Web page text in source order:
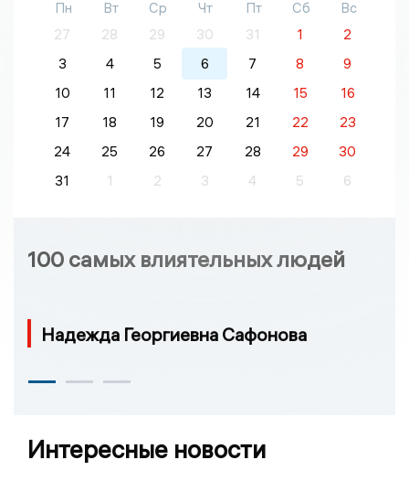
Пн Вт Ср Чт Пт Сб
Вс
27
28 29 30 31 1
2
3
4 5 6 7 8
9
10
11 12 13 14 15
16
17
18 19 20 21 22
23
24
25 26 27 28 29
30
31
1 2 3 4 5 6
100 самых влиятельных людей
Надежда Георгиевна Сафонова
Интересные новости